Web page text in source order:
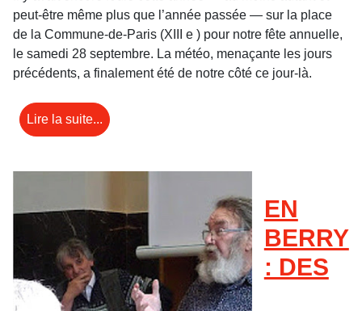
peut-être même plus que l’année passée — sur la place
de la Commune-de-Paris (XIII e ) pour notre fête annuelle,
le samedi 28 septembre. La météo, menaçante les jours
précédents, a finalement été de notre côté ce jour-là.
Lire la suite...
EN
BERRY
: DES